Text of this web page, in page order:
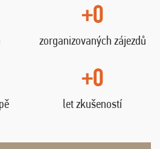
+0
zorganizovaných zájezdů
+0
let zkušeností